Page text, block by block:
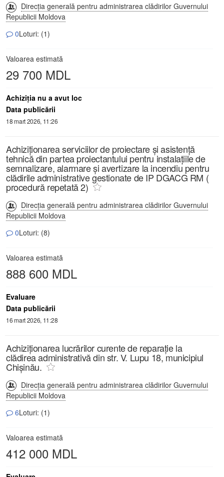
Direcția generală pentru administrarea clădirilor Guvernului
Republicii Moldova
0Loturi: (1)
Valoarea estimată
29 700 MDL
Achiziţia nu a avut loc
Data publicării
18 mart 2026, 11:26
Achiziționarea serviciilor de proiectare și asistență
tehnică din partea proiectantului pentru instalațiile de
semnalizare, alarmare și avertizare la incendiu pentru
clădirile administrative gestionate de IP DGACG RM (
procedură repetată 2)
Direcția generală pentru administrarea clădirilor Guvernului
Republicii Moldova
0Loturi: (8)
Valoarea estimată
888 600 MDL
Evaluare
Data publicării
16 mart 2026, 11:28
Achiziționarea lucrărilor curente de reparație la
clădirea administrativă din str. V. Lupu 18, municipiul
Chișinău.
Direcția generală pentru administrarea clădirilor Guvernului
Republicii Moldova
6Loturi: (1)
Valoarea estimată
412 000 MDL